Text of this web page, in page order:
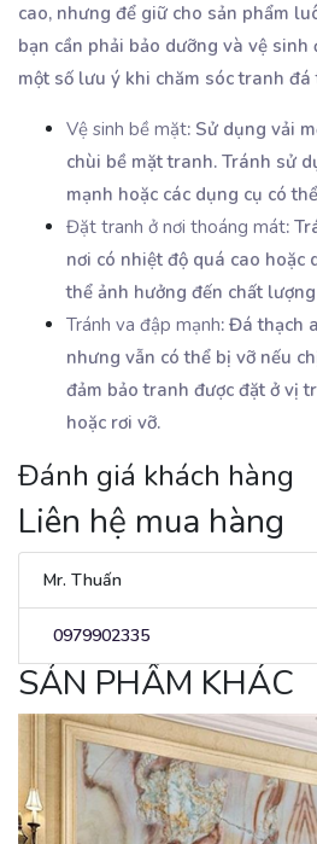
cao, nhưng để giữ cho sản phẩm
bạn cần phải bảo dưỡng và vệ
một số lưu ý khi chăm sóc tranh đá
Vệ sinh bề mặt: Sử dụng vải
chùi bề mặt tranh. Tránh sử
mạnh hoặc các dụng cụ có
Đặt tranh ở nơi thoáng mát:
nơi có nhiệt độ quá cao hoặc
thể ảnh hưởng đến chất
Tránh va đập mạnh: Đá thạch
nhưng vẫn có thể bị vỡ nếu
đảm bảo tranh được đặt ở vị
hoặc rơi vỡ.
Đánh giá khách hàng
Liên hệ mua hàng
Mr. Thuấn
0979902335
SẢN PHẨM KHÁC